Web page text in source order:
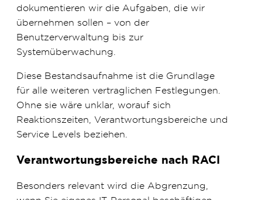
dokumentieren wir die Aufgaben, die wir
übernehmen sollen – von der
Benutzerverwaltung bis zur
Systemüberwachung.
Diese Bestandsaufnahme ist die Grundlage
für alle weiteren vertraglichen Festlegungen.
Ohne sie wäre unklar, worauf sich
Reaktionszeiten, Verantwortungsbereiche und
Service Levels beziehen.
Verantwortungsbereiche nach RACI
Besonders relevant wird die Abgrenzung,